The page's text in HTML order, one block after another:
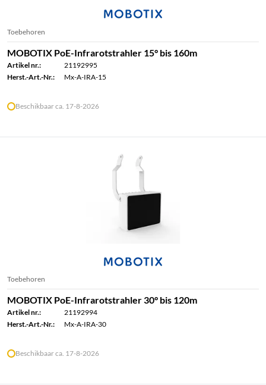
Toebehoren
MOBOTIX PoE-Infrarotstrahler 15° bis 160m
Artikel nr.:
21192995
Herst.-Art.-Nr.:
Mx-A-IRA-15
Beschikbaar ca. 17-8-2026
Toebehoren
MOBOTIX PoE-Infrarotstrahler 30° bis 120m
Artikel nr.:
21192994
Herst.-Art.-Nr.:
Mx-A-IRA-30
Beschikbaar ca. 17-8-2026